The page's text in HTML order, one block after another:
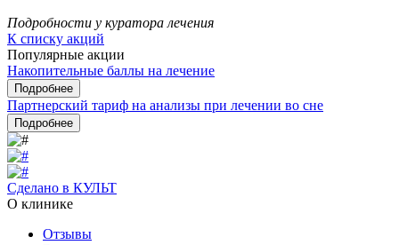
Подробности у куратора лечения
К списку акций
Популярные акции
Накопительные баллы на лечение
Подробнее
Партнерский тариф на анализы при лечении во сне
Подробнее
Сделано в КУЛЬТ
О клинике
Отзывы